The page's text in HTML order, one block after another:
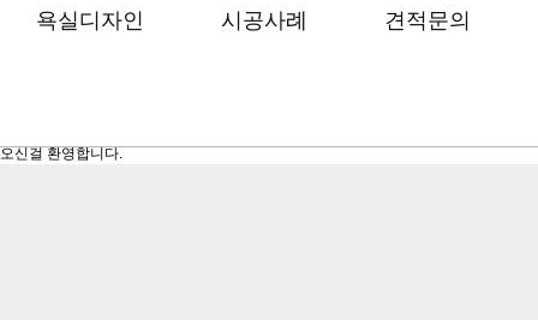
욕실디자인 시공사례 견적문의
오신걸 환영합니다.